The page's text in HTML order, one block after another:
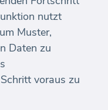
nutzt
Muster,
Daten zu
voraus zu